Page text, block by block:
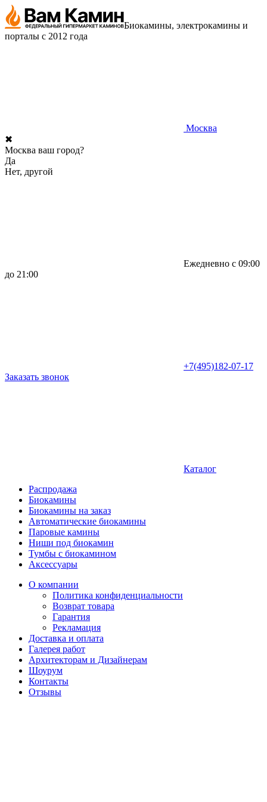
Биокамины, электрокамины и
порталы с 2012 года
Москва
✖
Москва ваш город?
Да
Нет, другой
Ежедневно с 09:00
до 21:00
+7(495)182-07-17
Заказать звонок
Каталог
Распродажа
Биокамины
Биокамины на заказ
Автоматические биокамины
Паровые камины
Ниши под биокамин
Тумбы с биокамином
Аксессуары
О компании
Политика конфиденциальности
Возврат товара
Гарантия
Рекламация
Доставка и оплата
Галерея работ
Архитекторам и Дизайнерам
Шоурум
Контакты
Отзывы